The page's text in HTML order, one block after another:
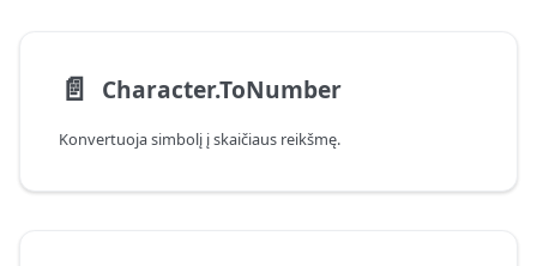
📄️ Character.ToNumber
Konvertuoja simbolį į skaičiaus reikšmę.